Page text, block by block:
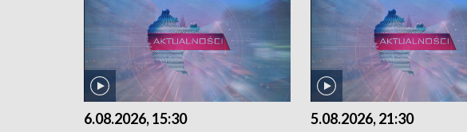
6.08.2026, 15:30 5.08.2026, 21:30